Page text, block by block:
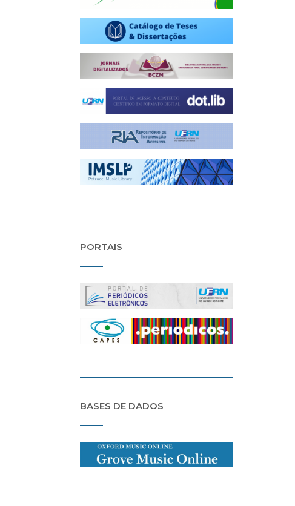
PORTAIS
BASES DE DADOS